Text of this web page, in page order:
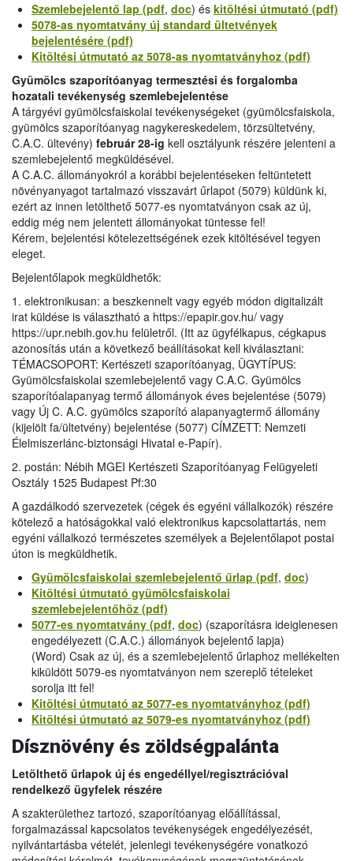
Szemlebejelentő lap (pdf, doc) és kitöltési útmutató (pdf)
5078-as nyomtatvány új standard ültetvények
bejelentésére (pdf)
Kitöltési útmutató az 5078-as nyomtatványhoz (pdf)
Gyümölcs szaporítóanyag termesztési és forgalomba
hozatali tevékenység szemlebejelentése
A tárgyévi gyümölcsfaiskolai tevékenységeket (gyümölcsfaiskola,
gyümölcs szaporítóanyag nagykereskedelem, törzsültetvény,
C.A.C. ültevény) február 28-ig kell osztályunk részére jelenteni a
szemlebejelentő megküldésével.
A C.A.C. állományokról a korábbi bejelentéseken feltüntetett
növényanyagot tartalmazó visszavárt űrlapot (5079) küldünk ki,
ezért az innen letölthető 5077-es nyomtatványon csak az új,
eddig még nem jelentett állományokat tüntesse fel!
Kérem, bejelentési kötelezettségének ezek kitöltésével tegyen
eleget.
Bejelentőlapok megküldhetők:
1. elektronikusan: a beszkennelt vagy egyéb módon digitalizált
irat küldése is választható a https://epapir.gov.hu/ vagy
https://upr.nebih.gov.hu felületről. (Itt az ügyfélkapus, cégkapus
azonosítás után a következő beállításokat kell kiválasztani:
TÉMACSOPORT: Kertészeti szaporítóanyag, ÜGYTÍPUS:
Gyümölcsfaiskolai szemlebejelentő vagy C.A.C. Gyümölcs
szaporítóalapanyag termő állományok éves bejelentése (5079)
vagy Új C. A.C. gyümölcs szaporító alapanyagtermő állomány
(kijelölt fa/ültetvény) bejelentése (5077) CÍMZETT: Nemzeti
Élelmiszerlánc-biztonsági Hivatal e-Papír).
2. postán: Nébih MGEI Kertészeti Szaporítóanyag Felügyeleti
Osztály 1525 Budapest Pf:30
A gazdálkodó szervezetek (cégek és egyéni vállalkozók) részére
kötelező a hatóságokkal való elektronikus kapcsolattartás, nem
egyéni vállalkozó természetes személyek a Bejelentőlapot postai
úton is megküldhetik.
Gyümölcsfaiskolai szemlebejelentő űrlap (pdf, doc)
Kitöltési útmutató gyümölcsfaiskolai
szemlebejelentőhöz (pdf)
5077-es nyomtatvány (pdf, doc) (szaporításra ideiglenesen
engedélyezett (C.A.C.) állományok bejelentő lapja)
(Word) Csak az új, és a szemlebejelentő űrlaphoz mellékelten
kiküldött 5079-es nyomtatványon nem szereplő tételeket
sorolja itt fel!
Kitöltési útmutató az 5077-es nyomtatványhoz (pdf)
Kitöltési útmutató az 5079-es nyomtatványhoz (pdf)
Dísznövény és zöldségpalánta
Letölthető űrlapok új és engedéllyel/regisztrációval
rendelkező ügyfelek részére
A szakterülethez tartozó, szaporítóanyag előállítással,
forgalmazással kapcsolatos tevékenységek engedélyezését,
nyilvántartásba vételét, jelenlegi tevékenységére vonatkozó